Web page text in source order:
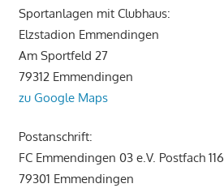
Sportanlagen mit Clubhaus:
Elzstadion Emmendingen
Am Sportfeld 27
79312 Emmendingen
zu Google Maps
Postanschrift:
FC Emmendingen 03 e.V. Postfach
79301 Emmendingen